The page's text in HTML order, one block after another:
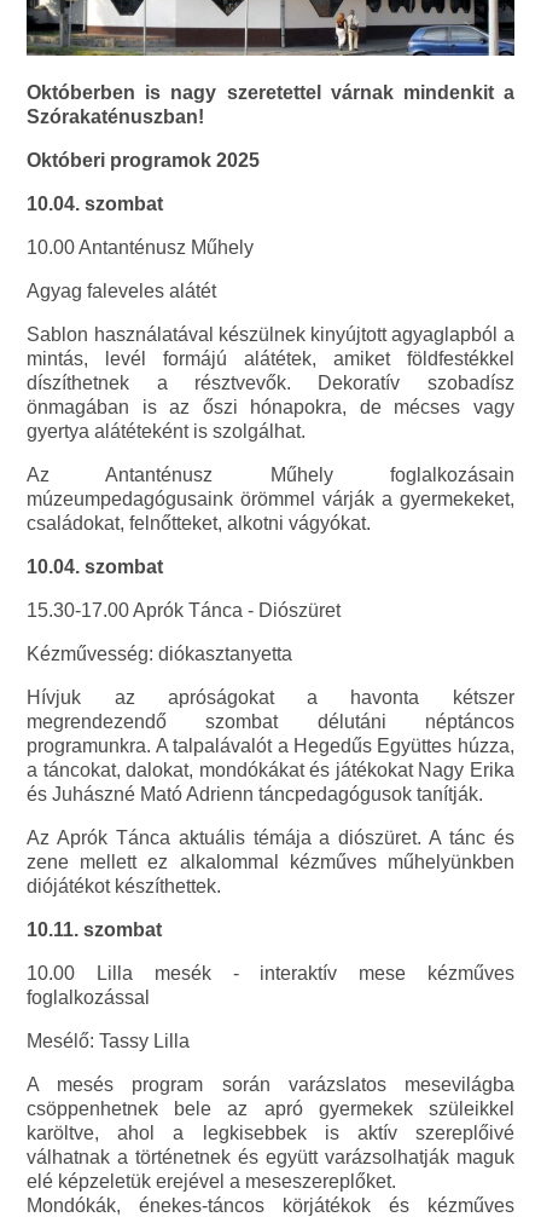
Októberben is nagy szeretettel várnak mindenkit a
Szórakaténuszban!
Októberi programok 2025
10.04. szombat
10.00 Antanténusz Műhely
Agyag faleveles alátét
Sablon használatával készülnek kinyújtott agyaglapból a
mintás, levél formájú alátétek, amiket földfestékkel
díszíthetnek a résztvevők. Dekoratív szobadísz
önmagában is az őszi hónapokra, de mécses vagy
gyertya alátéteként is szolgálhat.
Az Antanténusz Műhely foglalkozásain
múzeumpedagógusaink örömmel várják a gyermekeket,
családokat, felnőtteket, alkotni vágyókat.
10.04. szombat
15.30-17.00 Aprók Tánca - Diószüret
Kézművesség: diókasztanyetta
Hívjuk az apróságokat a havonta kétszer
megrendezendő szombat délutáni néptáncos
programunkra. A talpalávalót a Hegedűs Együttes húzza,
a táncokat, dalokat, mondókákat és játékokat Nagy Erika
és Juhászné Mató Adrienn táncpedagógusok tanítják.
Az Aprók Tánca aktuális témája a diószüret. A tánc és
zene mellett ez alkalommal kézműves műhelyünkben
diójátékot készíthettek.
10.11. szombat
10.00 Lilla mesék - interaktív mese kézműves
foglalkozással
Mesélő: Tassy Lilla
A mesés program során varázslatos mesevilágba
csöppenhetnek bele az apró gyermekek szüleikkel
karöltve, ahol a legkisebbek is aktív szereplőivé
válhatnak a történetnek és együtt varázsolhatják maguk
elé képzeletük erejével a meseszereplőket.
Mondókák, énekes-táncos körjátékok és kézműves